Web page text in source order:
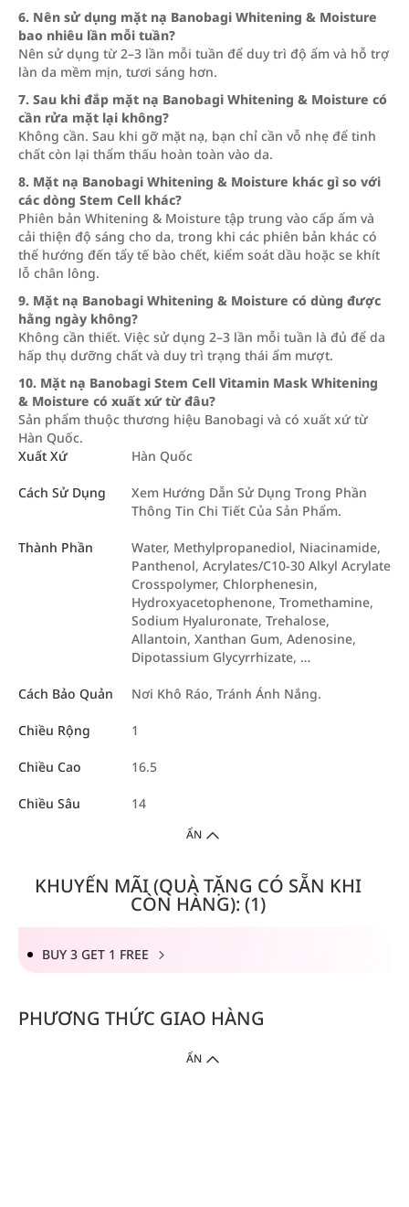
6. Nên sử dụng mặt nạ Banobagi Whitening & Moisture
bao nhiêu lần mỗi tuần?
Nên sử dụng từ 2–3 lần mỗi tuần để duy trì độ ẩm và hỗ trợ
làn da mềm mịn, tươi sáng hơn.
7. Sau khi đắp mặt nạ Banobagi Whitening & Moisture có
cần rửa mặt lại không?
Không cần. Sau khi gỡ mặt nạ, bạn chỉ cần vỗ nhẹ để tinh
chất còn lại thẩm thấu hoàn toàn vào da.
8. Mặt nạ Banobagi Whitening & Moisture khác gì so với
các dòng Stem Cell khác?
Phiên bản Whitening & Moisture tập trung vào cấp ẩm và
cải thiện độ sáng cho da, trong khi các phiên bản khác có
thể hướng đến tẩy tế bào chết, kiểm soát dầu hoặc se khít
lỗ chân lông.
9. Mặt nạ Banobagi Whitening & Moisture có dùng được
hằng ngày không?
Không cần thiết. Việc sử dụng 2–3 lần mỗi tuần là đủ để da
hấp thụ dưỡng chất và duy trì trạng thái ẩm mượt.
10. Mặt nạ Banobagi Stem Cell Vitamin Mask Whitening
& Moisture có xuất xứ từ đâu?
Sản phẩm thuộc thương hiệu Banobagi và có xuất xứ từ
Hàn Quốc.
Xuất Xứ
Hàn Quốc
Cách Sử Dụng
Xem Hướng Dẫn Sử Dụng Trong Phần
Thông Tin Chi Tiết Của Sản Phẩm.
Thành Phần
Water, Methylpropanediol, Niacinamide,
Panthenol, Acrylates/C10-30 Alkyl Acrylate
Crosspolymer, Chlorphenesin,
Hydroxyacetophenone, Tromethamine,
Sodium Hyaluronate, Trehalose,
Allantoin, Xanthan Gum, Adenosine,
Dipotassium Glycyrrhizate, …
Cách Bảo Quản Nơi Khô Ráo, Tránh Ánh Nắng.
Chiều Rộng 1
Chiều Cao 16.5
Chiều Sâu 14
ẨN
KHUYẾN MÃI (QUÀ TẶNG CÓ SẴN KHI
CÒN HÀNG): (1)
BUY 3 GET 1 FREE
PHƯƠNG THỨC GIAO HÀNG
ẨN